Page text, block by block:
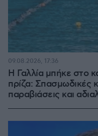
Η Γαλλία μπήκε στο
πρίζα: Σπασμωδικές
παραβιάσεις και
09.08.2026, 17:36